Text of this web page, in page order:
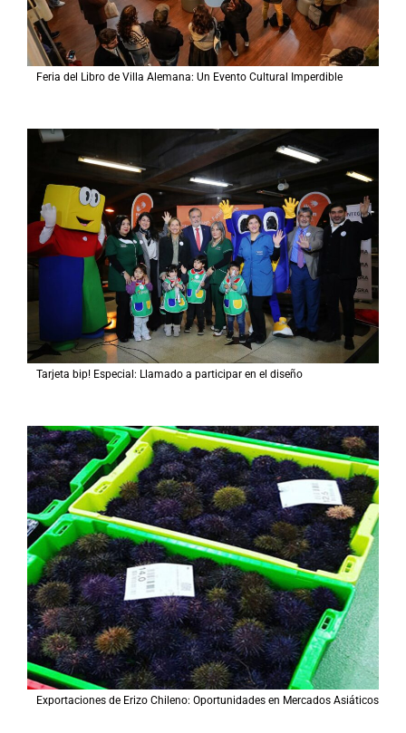
Feria del Libro de Villa Alemana: Un Evento Cultural Imperdible
Tarjeta bip! Especial: Llamado a participar en el diseño
Exportaciones de Erizo Chileno: Oportunidades en Mercados Asiáticos